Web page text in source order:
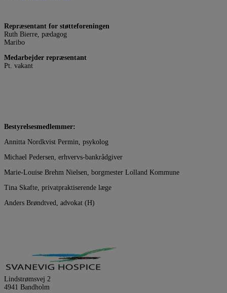
Repræsentant for støtteforeningen
Ruth Bierre, pædagog
Maribo
Medarbejder repræsentant
Pt. vakant
Bestyrelsesmedlemmer:
Annitta Nordkvist Permin, psykolog
Michael Pedersen, erhvervs-bankrådgiver
Marie-Louise Brehm Nielsen, borgmester Lolland Kommune
Tina Skafte, privatpraktiserende læge
Anders Brøndtved, advokat (H)
Lindstrømsvej 2
4941 Bandholm